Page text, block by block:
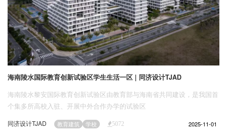
海南陵水国际教育创新试验区学生生活一区 | 同济设计TJAD
海南陵水黎安国际教育创新试验区由教育部与海南省共同建设，是我国首
个集多所高校入驻、开展中外合作办学的试验区
同济设计TJAD 教育建筑 学校 5072 2025-11-01